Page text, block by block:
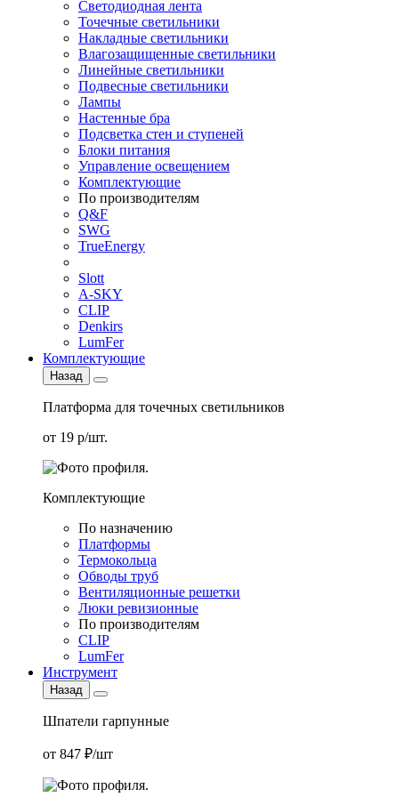
Светодиодная лента
Точечные светильники
Накладные светильники
Влагозащищенные светильники
Линейные светильники
Подвесные светильники
Лампы
Настенные бра
Подсветка стен и ступеней
Блоки питания
Управление освещением
Комплектующие
По производителям
Q&F
SWG
TrueEnergy
Slott
A-SKY
CLIP
Denkirs
LumFer
Комплектующие
Назад
Платформа для точечных светильников
от 19 р/шт.
Комплектующие
По назначению
Платформы
Термокольца
Обводы труб
Вентиляционные решетки
Люки ревизионные
По производителям
CLIP
LumFer
Инструмент
Назад
Шпатели гарпунные
от 847 ₽/шт